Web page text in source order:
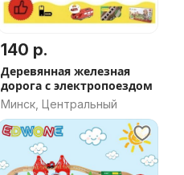
140 р.
Деревянная железная
дорога с электропоездом
Минск, Центральный